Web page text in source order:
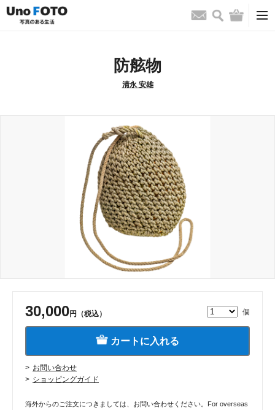
お問い合わせ
検索 バッグ
防舷物
清永 安雄
30,000円（税込） 個
カートに入れる
お問い合わせ
ショッピングガイド
海外からのご注文につきましては、お問い合わせください。For overseas